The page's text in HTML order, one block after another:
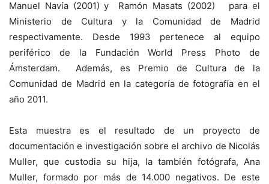
Manuel Navía (2001) y Ramón Masats (2002) para el
Ministerio de Cultura y la Comunidad de Madrid
respectivamente. Desde 1993 pertenece al equipo
periférico de la Fundación World Press Photo de
Ámsterdam. Además, es Premio de Cultura de la
Comunidad de Madrid en la categoría de fotografía en el
año 2011.
Esta muestra es el resultado de un proyecto de
documentación e investigación sobre el archivo de Nicolás
Muller, que custodia su hija, la también fotógrafa, Ana
Muller, formado por más de 14.000 negativos. De este